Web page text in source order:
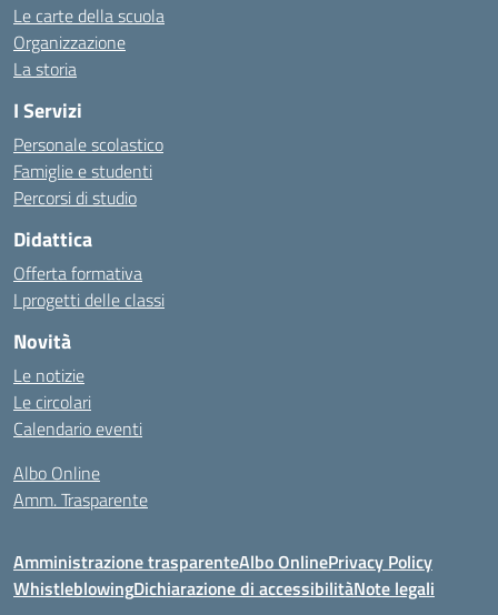
Le carte della scuola
Organizzazione
La storia
I Servizi
Personale scolastico
Famiglie e studenti
Percorsi di studio
Didattica
Offerta formativa
I progetti delle classi
Novità
Le notizie
Le circolari
Calendario eventi
Albo Online
Amm. Trasparente
Amministrazione trasparenteAlbo OnlinePrivacy Policy
WhistleblowingDichiarazione di accessibilitàNote legali